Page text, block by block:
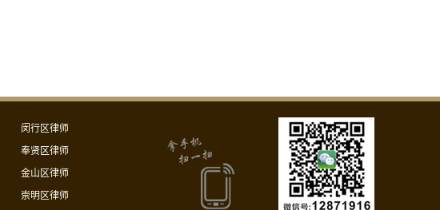
闵行区律师
奉贤区律师
金山区律师
崇明区律师